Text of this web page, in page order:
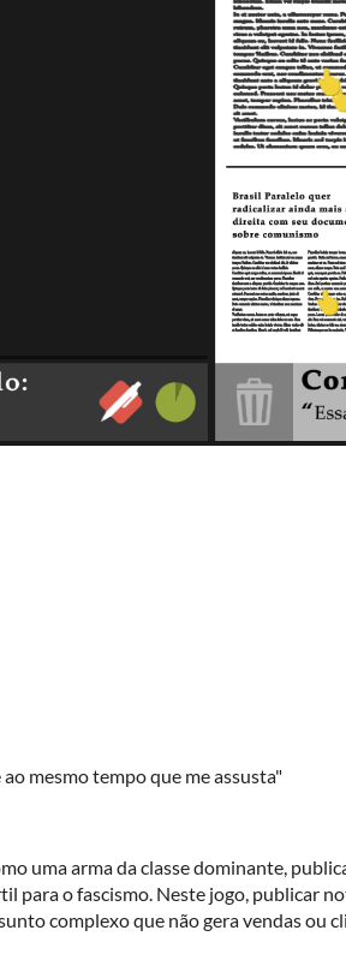
mesmo tempo que me assusta"
uma arma da classe dominante,
para o fascismo. Neste jogo, publicar
complexo que não gera vendas ou